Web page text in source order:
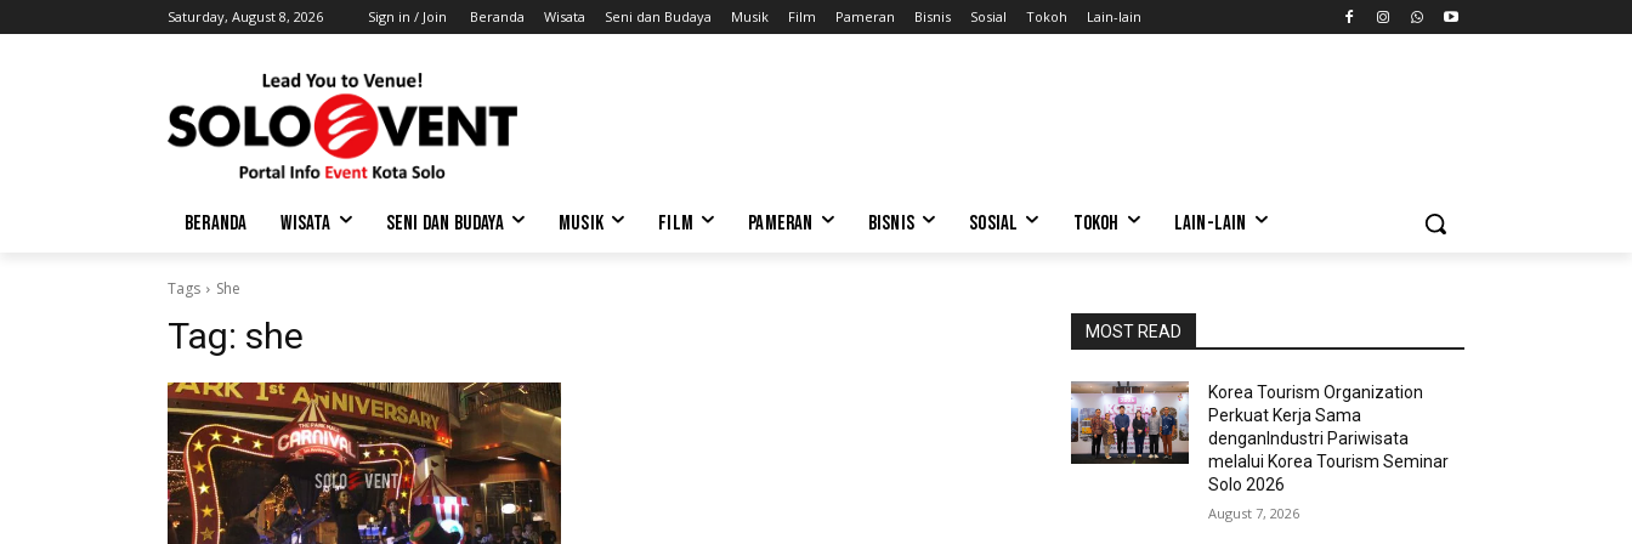
Saturday, August 8, 2026 Sign in / Join Beranda Wisata Seni dan Budaya Musik Film Pameran Bisnis Sosial Tokoh Lain-lain
BERANDA WISATA SENI DAN BUDAYA MUSIK FILM PAMERAN BISNIS SOSIAL TOKOH LAIN-LAIN
Tags She
Tag: she MOST READ
Korea Tourism Organization
Perkuat Kerja Sama
denganIndustri Pariwisata
melalui Korea Tourism Seminar
Solo 2026
August 7, 2026